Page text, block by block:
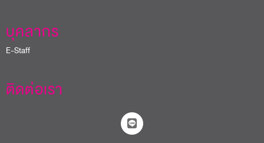
บุคลากร
E-Staff
ติดต่อเรา